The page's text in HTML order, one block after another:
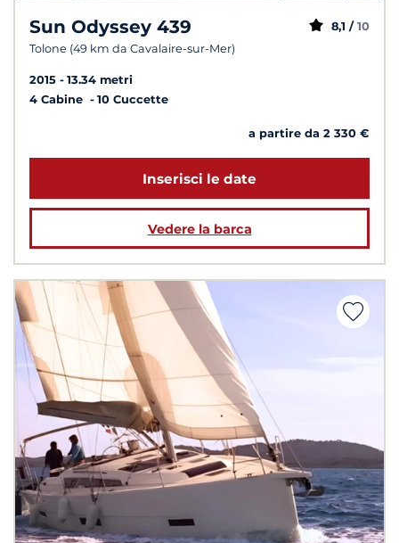
Sun Odyssey 439
Tolone (49 km da Cavalaire-sur-Mer)
8,1 / 10
2015
13.34 metri
4 Cabine
10 Cuccette
a partire da 2 330 €
Inserisci le date
Vedere la barca